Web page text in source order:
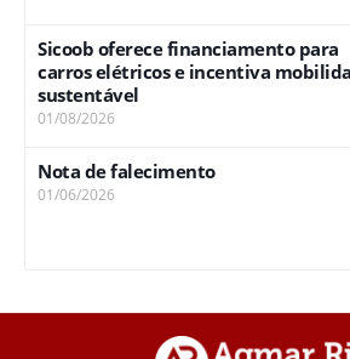
Sicoob oferece financiamento para
carros elétricos e incentiva
sustentável
01/08/2026
Nota de falecimento
01/06/2026